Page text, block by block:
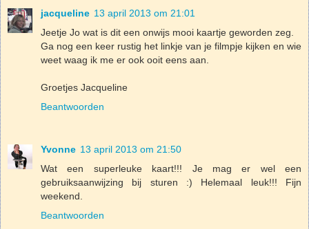
jacqueline 13 april 2013 om 21:01
Jeetje Jo wat is dit een onwijs mooi kaartje geworden zeg.
Ga nog een keer rustig het linkje van je filmpje kijken en wie
weet waag ik me er ook ooit eens aan.
Groetjes Jacqueline
Beantwoorden
Yvonne 13 april 2013 om 21:50
Wat een superleuke kaart!!! Je mag er wel een
gebruiksaanwijzing bij sturen :) Helemaal leuk!!! Fijn
weekend.
Beantwoorden